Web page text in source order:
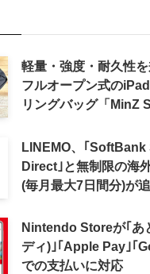
軽量・強度・耐久性
フルオープン式の
リングバッグ「MinZ
LINEMO、｢
Direct｣と無制限の海
(毎月最大7日間分)が追
Nintendo Storeが｢あ
ディ)｣｢Apple Pay｣｢
での支払いに対応